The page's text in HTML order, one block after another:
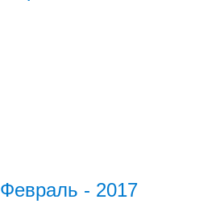
Февраль - 2017